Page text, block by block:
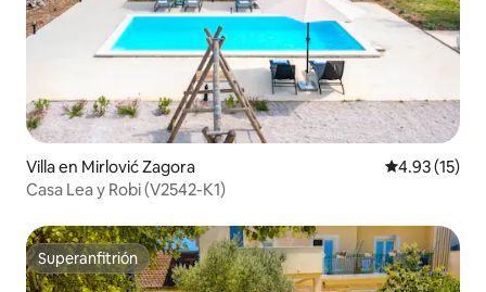
Villa en Mirlović Zagora Calificación
4.93 (15)
Casa Lea y Robi (V2542-K1)
Superanfitrión
Superanfitrión